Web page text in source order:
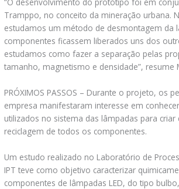
Tramppo, no conceito da mineração urbana.
estudamos um método de desmontagem da
componentes ficassem liberados uns dos
estudamos como fazer a separação pelas
tamanho, magnetismo e densidade”, resume
PRÓXIMOS PASSOS – Durante o projeto, os
empresa manifestaram interesse em
utilizados no sistema das lâmpadas para criar
reciclagem de todos os componentes.
Um estudo realizado no Laboratório de
IPT teve como objetivo caracterizar
componentes de lâmpadas LED, do tipo